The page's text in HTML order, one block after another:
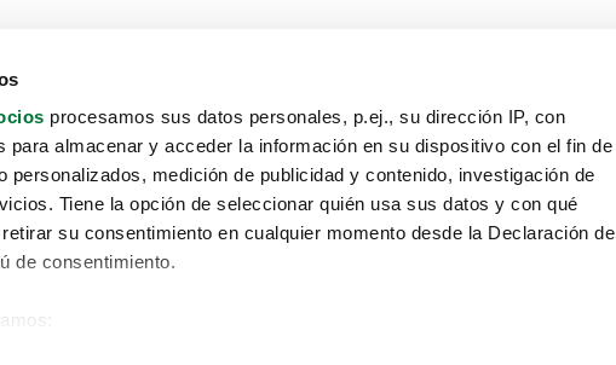
procesamos sus datos personales, p.ej., su dirección IP, con
para almacenar y acceder la información en su dispositivo con el fin de
personalizados, medición de publicidad y contenido, investigación de
Tiene la opción de seleccionar quién usa sus datos y con qué
su consentimiento en cualquier momento desde la Declaración de
de consentimiento.